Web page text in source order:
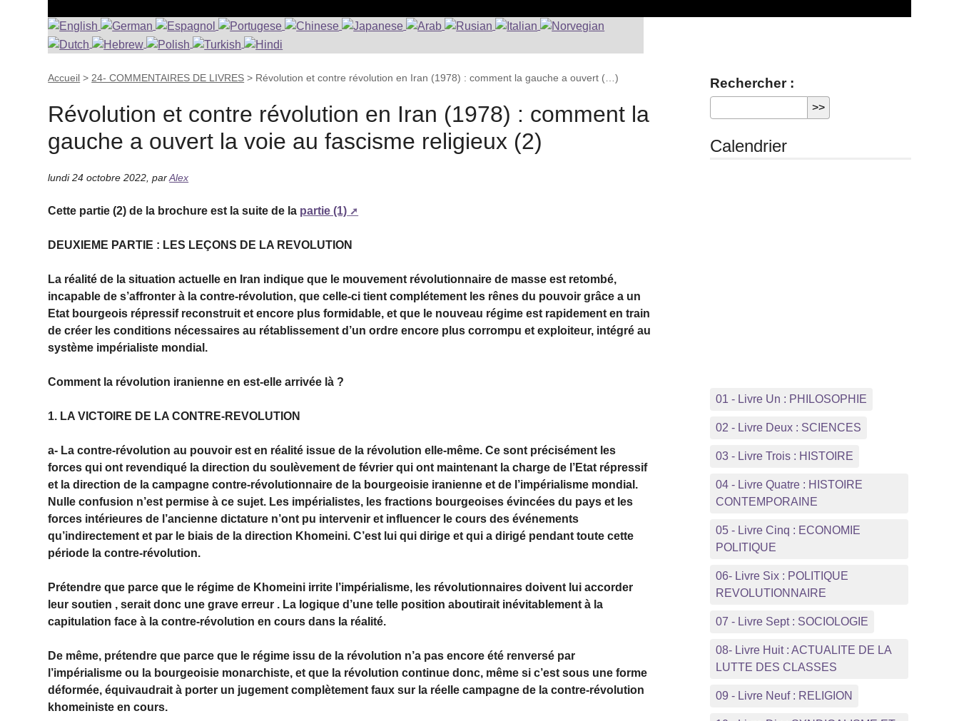
Accueil > 24- COMMENTAIRES DE LIVRES > Révolution et contre révolution en Iran (1978) : comment la gauche a ouvert (…)
Révolution et contre révolution en Iran (1978) : comment la
gauche a ouvert la voie au fascisme religieux (2)
lundi 24 octobre 2022 ,parAlex
Cette partie (2) de la brochure est la suite de la partie (1)
DEUXIEME PARTIE : LES LEÇONS DE LA REVOLUTION
La réalité de la situation actuelle en Iran indique que le mouvement révolutionnaire de masse est retombé,
incapable de s’affronter à la contre-révolution, que celle-ci tient complétement les rênes du pouvoir grâce a un
Etat bourgeois répres­sif reconstruit et encore plus formidable, et que le nouveau régime est rapidement en train
de créer les conditions nécessaires au rétablissement d’un ordre encore plus corrompu et exploiteur, intégré au
système impérialiste mondial.
Comment la révolution iranienne en est-elle arrivée là ?
1. LA VICTOIRE DE LA CONTRE-REVOLUTION
a- La contre-révolution au pouvoir est en réalité issue de la révolution elle-même. Ce sont précisément les
forces qui ont revendiqué la direction du soulèvement de février qui ont maintenant la charge de l’Etat répressif
et la direction de la campagne contre-révolutionnaire de la bourgeoisie iranienne et de l’impérialisme mondial.
Nulle confusion n’est permise à ce sujet. Les impérialistes, les fractions bourgeoises évincées du pays et les
forces intérieures de l’ancienne dictature n’ont pu intervenir et influencer le cours des événements
qu’indirectement et par le biais de la direction Khomeini. C’est lui qui dirige et qui a dirigé pendant toute cette
période la contre-révolution.
Prétendre que parce que le régime de Khomeini irrite l’impérialisme, les révolutionnaires doivent lui accorder
leur soutien , serait donc une grave erreur . La logique d’une telle position aboutirait inévitablement à la
capitulation face à la contre-révolution en cours dans la réalité.
De même, prétendre que parce que le régime issu de la révolution n’a pas encore été renversé par
l’impérialisme ou la bourgeoisie monarchiste, et que la révolution continue donc, même si c’est sous une forme
déformée, équivaudrait à porter un jugement complètement faux sur la réelle campagne de la contre-révolution
khomeiniste en cours.
Rechercher :
Calendrier
01 - Livre Un : PHILOSOPHIE
02 - Livre Deux : SCIENCES
03 - Livre Trois : HISTOIRE
04 - Livre Quatre : HISTOIRE
CONTEMPORAINE
05 - Livre Cinq : ECONOMIE
POLITIQUE
06- Livre Six : POLITIQUE
REVOLUTIONNAIRE
07 - Livre Sept : SOCIOLOGIE
08- Livre Huit : ACTUALITE DE LA
LUTTE DES CLASSES
09 - Livre Neuf : RELIGION